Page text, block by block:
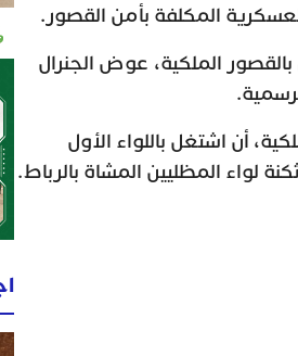
المكلفة بأمن القصور.
الملكية، عوض الجنرال
أن اشتغل باللواء الأول